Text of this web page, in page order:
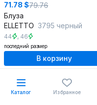
71.78 $79.76
Блуза
ELLETTO 3795 черный
44 , 46
последний размер
В корзину
Каталог
Избранное